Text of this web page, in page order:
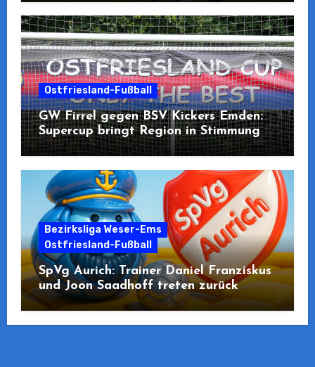
Ostfriesland-Fußball
GW Firrel gegen BSV Kickers Emden:
Supercup bringt Region in Stimmung
Bezirksliga Weser-Ems
Ostfriesland-Fußball
SpVg Aurich: Trainer Daniel Franziskus
und Joon Saadhoff treten zurück